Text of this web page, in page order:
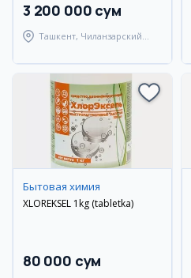
3 200 000 сум
Ташкент, Чиланзарский
Бытовая химия
XLOREKSEL 1kg (tabletka)
80 000 сум